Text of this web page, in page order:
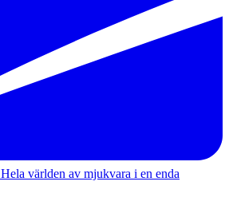
Hela världen av mjukvara i en enda